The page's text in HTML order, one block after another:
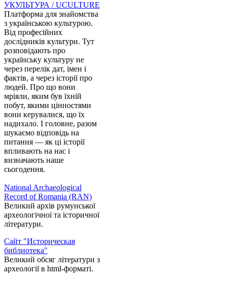
УКУЛЬТУРА / UCULTURE
Платформа для знайомства
з українською культурою.
Від професійних
дослідників культури. Тут
розповідають про
українську культуру не
через перелік дат, імен і
фактів, а через історії про
людей. Про що вони
мріяли, яким був їхній
побут, якими цінностями
вони керувалися, що їх
надихало. І головне, разом
шукаємо відповідь на
питання — як ці історії
впливають на нас і
визначають наше
сьогодення.
National Archaeological
Record of Romania (RAN)
Великий архів румунської
археологічної та історичної
літератури.
Сайт "Историческая
библиотека"
Великий обсяг літератури з
археології в html-форматі.